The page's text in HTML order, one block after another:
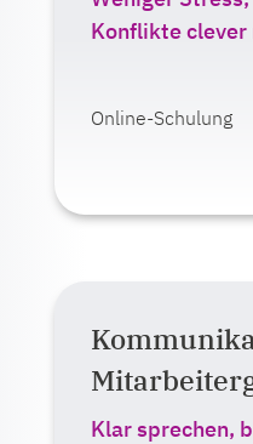
Konflikte clever
Online-Schulung
Live-
Ab
Klar sprechen,